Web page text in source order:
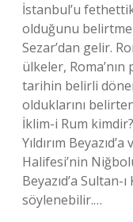
İstanbul’u
olduğunu
Sezar’dan gelir.
ülkeler,
tarihin belirli
olduklarını
İklim-i Rum
Yıldırım
Halifesi’nin
Beyazıd’a Sultan-
söylenebilir.…